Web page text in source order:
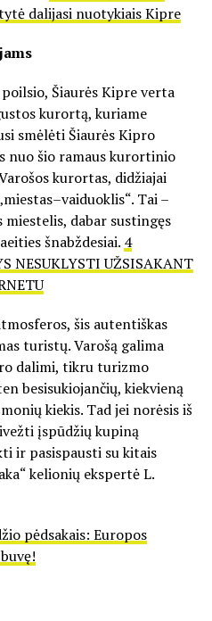
dalijasi nuotykiais Kipre
Šiaurės Kipre verta
kurortą, kuriame
smėlėti Šiaurės Kipro
nuo šio ramaus kurortinio
kurortas, didžiajai
Tai –
dabar sustingęs
šnabždesiai. 4
NESUKLYSTI UŽSISAKANT
šis autentiškas
turistų. Varošą galima
dalimi, tikru turizmo
besisukiojančių, kiekvieną
kiekis. Tad jei norėsis iš
įspūdžių kupiną
ir pasispausti su kitais
kelionių ekspertė L.
pėdsakais: Europos